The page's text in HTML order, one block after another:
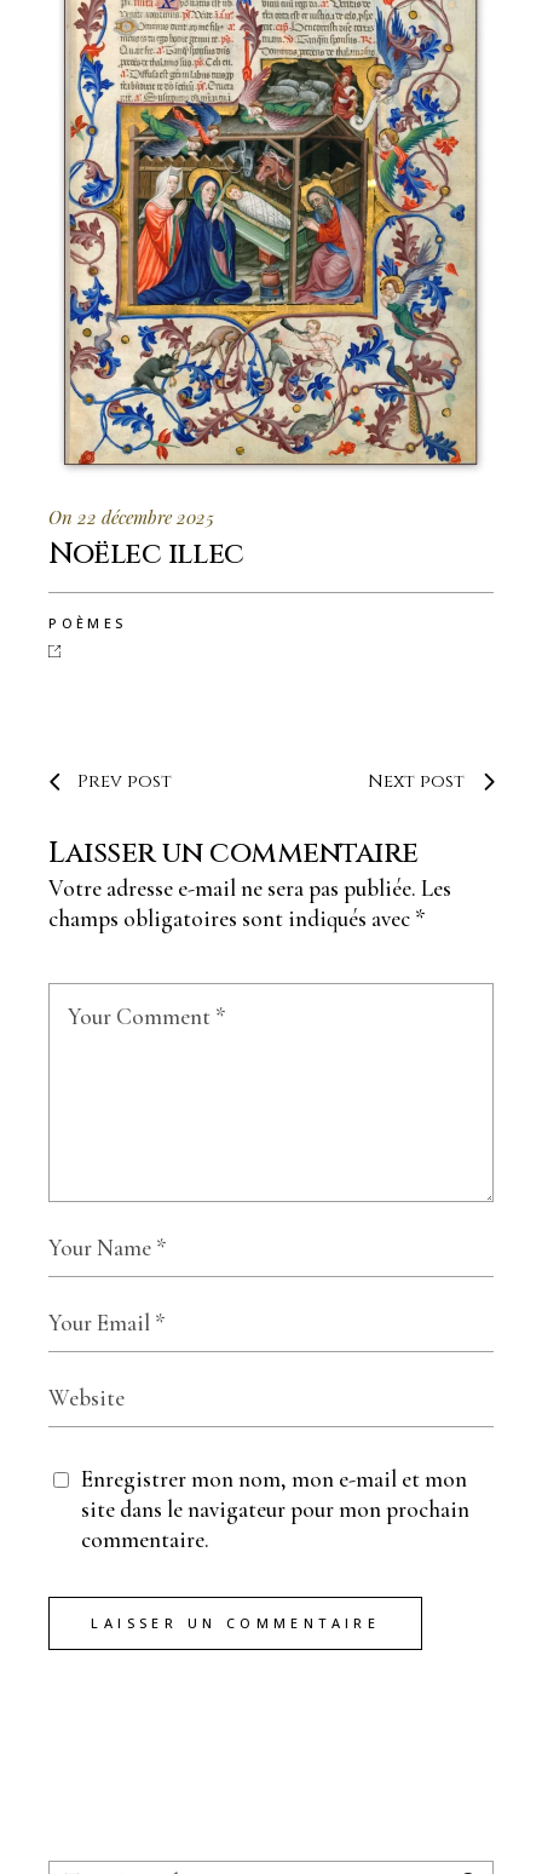
On 22 décembre 2025
Noëlec illec
POÈMES
Prev post Next post
Laisser un commentaire
Votre adresse e-mail ne sera pas publiée. Les
champs obligatoires sont indiqués avec *
Enregistrer mon nom, mon e-mail et mon
site dans le navigateur pour mon prochain
commentaire.
LAISSER UN COMMENTAIRE